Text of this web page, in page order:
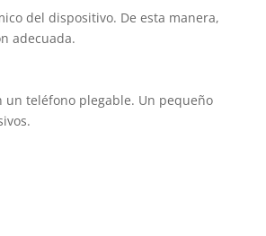
del dispositivo. De esta manera,
adecuada.
un teléfono plegable. Un pequeño